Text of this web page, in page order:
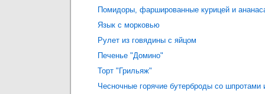
Помидоры, фаршированные курицей и
Язык с морковью
Рулет из говядины с яйцом
Печенье "Домино"
Торт "Грильяж"
Чесночные горячие бутерброды со шпротами